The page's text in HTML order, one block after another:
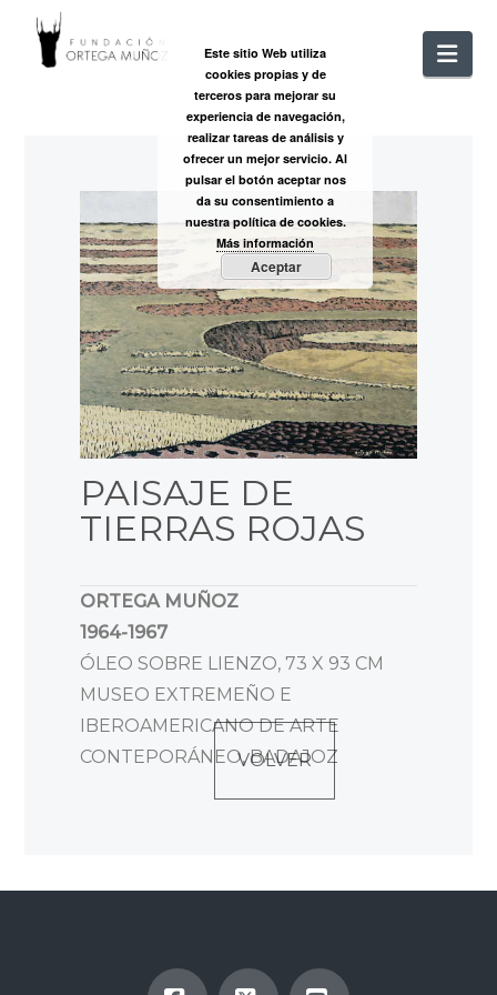
ORTEGA
MUÑOZ
PAISAJE DE
TIERRAS ROJAS
ORTEGA MUÑOZ
1964-1967
ÓLEO SOBRE LIENZO, 73 X 93 CM
MUSEO EXTREMEÑO E
IBEROAMERICANO DE ARTE
CONTEPORÁNEO, BADAJOZ
VOLVER
Este sitio Web utiliza
cookies propias y de
terceros para mejorar su
experiencia de navegación,
realizar tareas de análisis y
ofrecer un mejor servicio. Al
pulsar el botón aceptar nos
da su consentimiento a
nuestra política de cookies.
Más información
Aceptar